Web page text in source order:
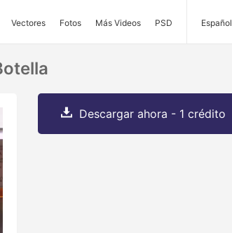
Vectores Fotos Más Videos PSD Español
Descargar ahora - 1 crédito